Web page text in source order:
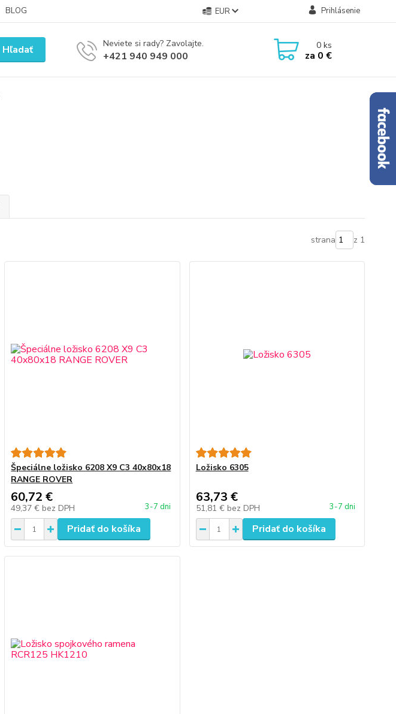
BLOG EUR Prihlásenie
Hľadať Neviete si rady? Zavolajte.
+421 940 949 000
0ks
za 0 €
strana z 1
Špeciálne ložisko 6208 X9 C3 40x80x18
RANGE ROVER
60,72 €
49,37 € bez DPH 3-7 dni
Pridať do košíka
Ložisko 6305
63,73 €
51,81 € bez DPH 3-7 dni
Pridať do košíka